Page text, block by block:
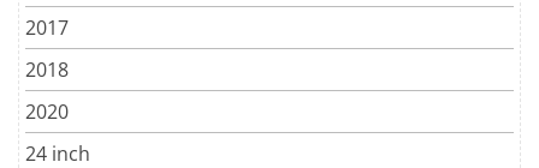
2017
2018
2020
24 inch